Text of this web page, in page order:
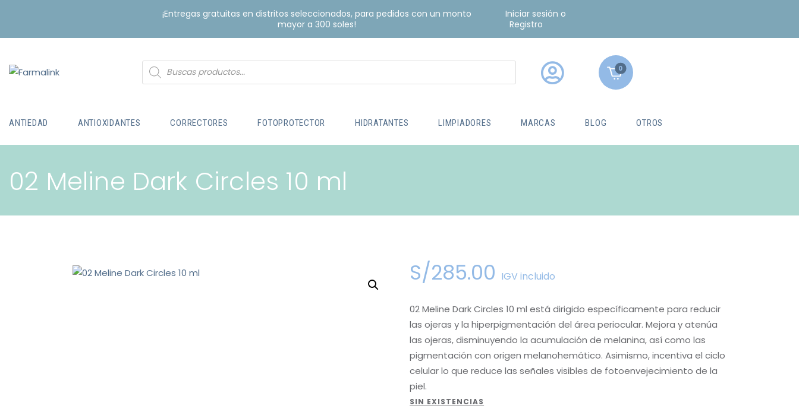
¡Entregas gratuitas en distritos seleccionados, para pedidos con un monto
mayor a 300 soles!
Iniciar sesión o
Registro
0
ANTIEDAD ANTIOXIDANTES CORRECTORES FOTOPROTECTOR HIDRATANTES LIMPIADORES MARCAS BLOG OTROS
02 Meline Dark Circles 10 ml
S/285.00 IGV incluido
02 Meline Dark Circles 10 ml está dirigido específicamente para reducir
las ojeras y la hiperpigmentación del área periocular. Mejora y atenúa
las ojeras, disminuyendo la acumulación de melanina, así como las
pigmentación con origen melanohemático. Asimismo, incentiva el ciclo
celular lo que reduce las señales visibles de fotoenvejecimiento de la
piel.
SIN EXISTENCIAS